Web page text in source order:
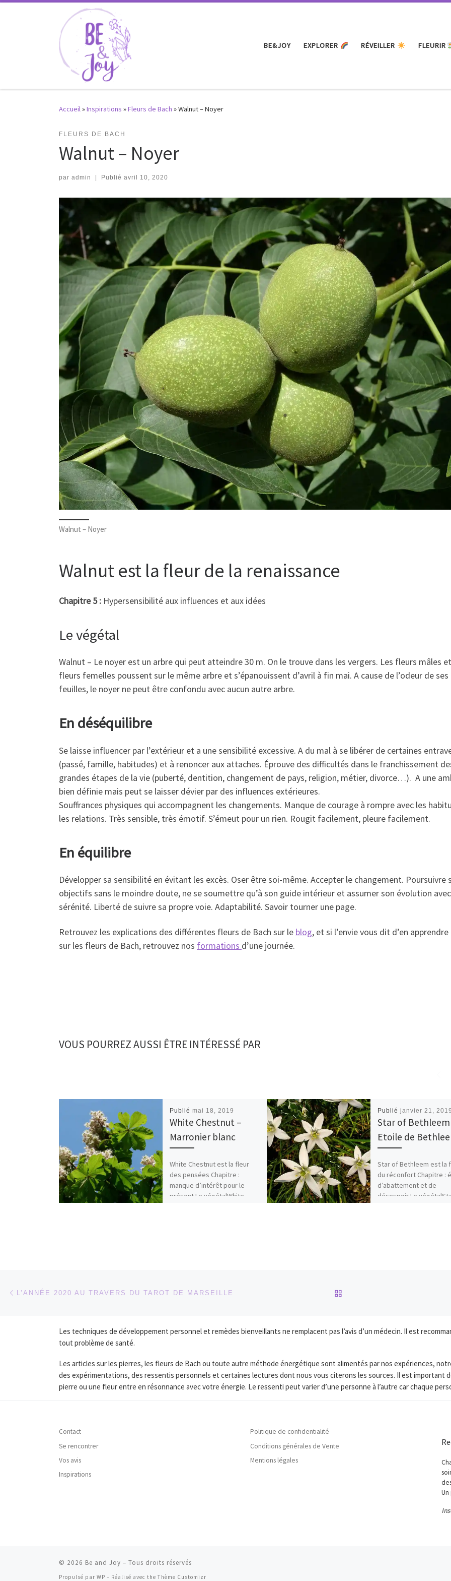
Passer au contenu
BE&JOY EXPLORER RÉVEILLER FLEURIR
Accueil»Inspirations »Fleurs de Bach »Walnut – Noyer
FLEURS DE BACH
Walnut – Noyer
par admin Publié avril 10, 2020
Walnut – Noyer
Walnut est la fleur de la renaissance
Chapitre 5 : Hypersensibilité aux influences et aux idées
Le végétal
Walnut – Le noyer est un arbre qui peut atteindre 30 m. On le trouve dans les vergers. Les fleurs mâles
fleurs femelles poussent sur le même arbre et s’épanouissent d’avril à fin mai. A cause de l’odeur de ses
feuilles, le noyer ne peut être confondu avec aucun autre arbre.
En déséquilibre
Se laisse influencer par l’extérieur et a une sensibilité excessive. A du mal à se libérer de certaines
(passé, famille, habitudes) et à renoncer aux attaches. Éprouve des difficultés dans le franchissement
grandes étapes de la vie (puberté, dentition, changement de pays, religion, métier, divorce…). A une
bien définie mais peut se laisser dévier par des influences extérieures.
Souffrances physiques qui accompagnent les changements. Manque de courage à rompre avec les
les relations. Très sensible, très émotif. S’émeut pour un rien. Rougit facilement, pleure facilement.
En équilibre
Développer sa sensibilité en évitant les excès. Oser être soi-même. Accepter le changement. Poursuivre
objectifs sans le moindre doute, ne se soumettre qu’à son guide intérieur et assumer son évolution avec
sérénité. Liberté de suivre sa propre voie. Adaptabilité. Savoir tourner une page.
Retrouvez les explications des différentes fleurs de Bach sur le blog, et si l’envie vous dit d’en apprendre
sur les fleurs de Bach, retrouvez nos formations d’une journée.
VOUS POURREZ AUSSI ÊTRE INTÉRESSÉ PAR
Publiémai 18, 2019
White Chestnut –
Marronier blanc
White Chestnut est la fleur
des pensées Chapitre :
manque d’intérêt pour le
présent Le végétalWhite
Publié janvier 21, 2019
Star of Bethleem
Etoile de
Star of Bethleem est la
du réconfort Chapitre :
d’abattement et de
désespoir Le
Parcourir les articles
L’ANNÉE 2020 AU TRAVERS DU TAROT DE MARSEILLE
Les techniques de développement personnel et remèdes bienveillants ne remplacent pas l’avis d’un médecin. Il est
tout problème de santé.
Les articles sur les pierres, les fleurs de Bach ou toute autre méthode énergétique sont alimentés par nos expériences,
des expérimentations, des ressentis personnels et certaines lectures dont nous vous citerons les sources. Il est important
pierre ou une fleur entre en résonnance avec votre énergie. Le ressenti peut varier d’une personne à l’autre car chaque
Contact
Se rencontrer
Vos avis
Inspirations
Politique de confidentialité
Conditions générales de Vente
Mentions légales
© 2026 Be and Joy – Tous droits réservés
Propulsé par WP – Réalisé avec the Thème Customizr